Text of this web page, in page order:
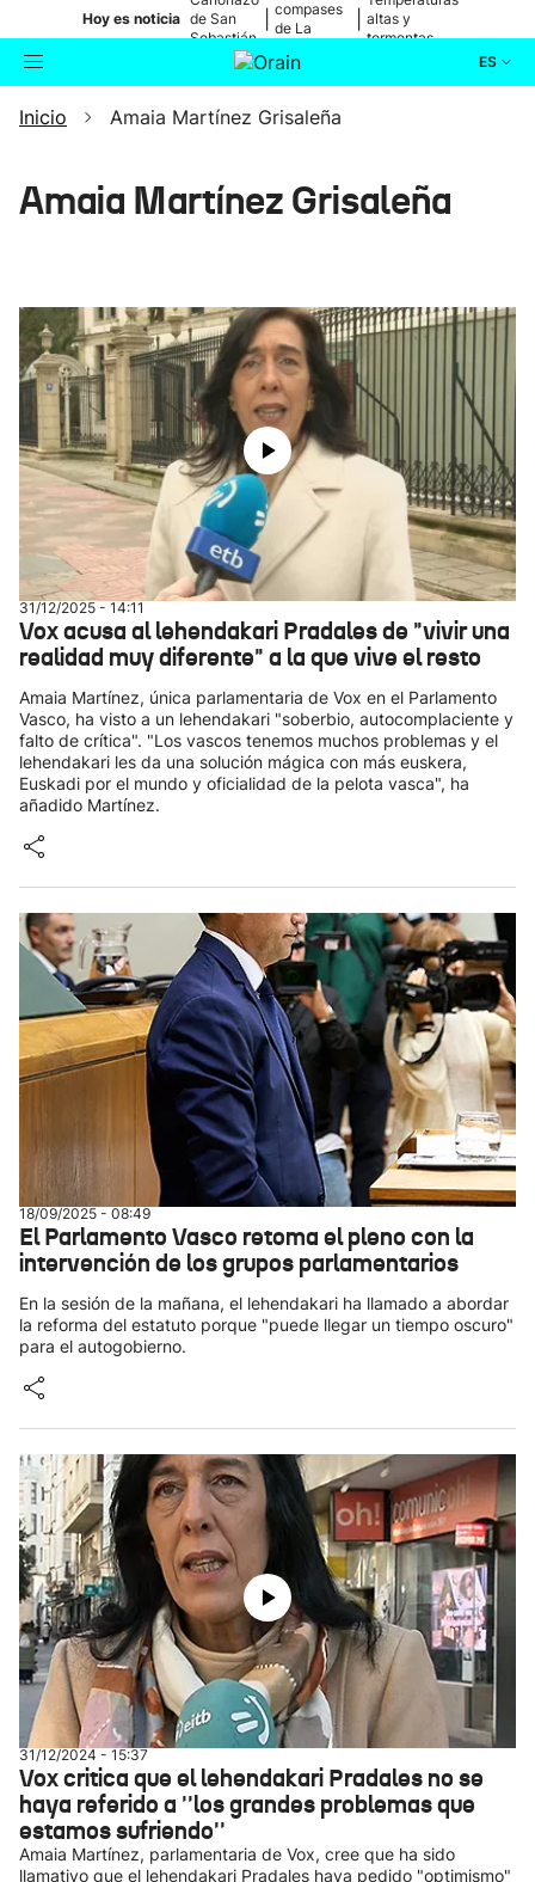
Hoy es noticia de San
Sebastián
compases
de La
altas y
tormentas
ES
Buscador Actualidad
Política
Ikusmiran
Eguraldia
Inicio Amaia Martínez Grisaleña
Amaia Martínez Grisaleña
31/12/2025 - 14:11
Vox acusa al lehendakari Pradales de "vivir una
realidad muy diferente" a la que vive el resto
Amaia Martínez, única parlamentaria de Vox en el Parlamento
Vasco, ha visto a un lehendakari "soberbio, autocomplaciente y
falto de crítica". "Los vascos tenemos muchos problemas y el
lehendakari les da una solución mágica con más euskera,
Euskadi por el mundo y oficialidad de la pelota vasca", ha
añadido Martínez.
18/09/2025 - 08:49
El Parlamento Vasco retoma el pleno con la
intervención de los grupos parlamentarios
En la sesión de la mañana, el lehendakari ha llamado a abordar
la reforma del estatuto porque "puede llegar un tiempo oscuro"
para el autogobierno.
31/12/2024 - 15:37
Vox critica que el lehendakari Pradales no se
haya referido a ''los grandes problemas que
estamos sufriendo''
Amaia Martínez, parlamentaria de Vox, cree que ha sido
llamativo que el lehendakari Pradales haya pedido "optimismo"